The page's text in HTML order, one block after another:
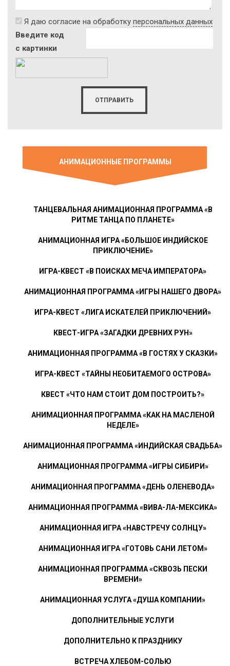
Я даю согласие на обработку персональных данных
Введите код
с картинки
АНИМАЦИОННЫЕ ПРОГРАММЫ
ТАНЦЕВАЛЬНАЯ АНИМАЦИОННАЯ ПРОГРАММА «В
РИТМЕ ТАНЦА ПО ПЛАНЕТЕ»
АНИМАЦИОННАЯ ИГРА «БОЛЬШОЕ ИНДИЙСКОЕ
ПРИКЛЮЧЕНИЕ»
ИГРА-КВЕСТ «В ПОИСКАХ МЕЧА ИМПЕРАТОРА»
АНИМАЦИОННАЯ ПРОГРАММА «ИГРЫ НАШЕГО ДВОРА»
ИГРА-КВЕСТ «ЛИГА ИСКАТЕЛЕЙ ПРИКЛЮЧЕНИЙ»
КВЕСТ-ИГРА «ЗАГАДКИ ДРЕВНИХ РУН»
АНИМАЦИОННАЯ ПРОГРАММА «В ГОСТЯХ У СКАЗКИ»
ИГРА-КВЕСТ «ТАЙНЫ НЕОБИТАЕМОГО ОСТРОВА»
КВЕСТ «ЧТО НАМ СТОИТ ДОМ ПОСТРОИТЬ?»
АНИМАЦИОННАЯ ПРОГРАММА «КАК НА МАСЛЕНОЙ
НЕДЕЛЕ»
АНИМАЦИОННАЯ ПРОГРАММА «ИНДИЙСКАЯ СВАДЬБА»
АНИМАЦИОННАЯ ПРОГРАММА «ИГРЫ СИБИРИ»
АНИМАЦИОННАЯ ПРОГРАММА «ДЕНЬ ОЛЕНЕВОДА»
АНИМАЦИОННАЯ ПРОГРАММА «ВИВА-ЛА-МЕКСИКА»
АНИМАЦИОННАЯ ИГРА «НАВСТРЕЧУ СОЛНЦУ»
АНИМАЦИОННАЯ ИГРА «ГОТОВЬ САНИ ЛЕТОМ»
АНИМАЦИОННАЯ ПРОГРАММА «СКВОЗЬ ПЕСКИ
ВРЕМЕНИ»
АНИМАЦИОННАЯ УСЛУГА «ДУША КОМПАНИИ»
ДОПОЛНИТЕЛЬНЫЕ УСЛУГИ
ДОПОЛНИТЕЛЬНО К ПРАЗДНИКУ
ВСТРЕЧА ХЛЕБОМ-СОЛЬЮ